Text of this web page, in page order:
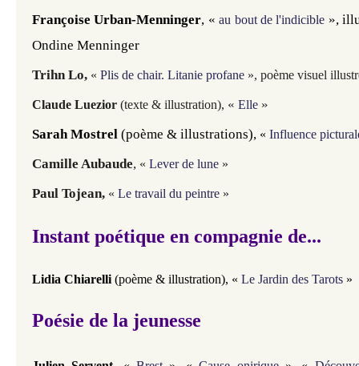
Françoise Urban-Menninger, « au bout de l'indicible »,
Ondine Menninger
Trihn Lo, « Plis de chair. Litanie profane », poème visuel
Claude Luezior (texte & illustration), « Elle »
Sarah Mostrel (poème & illustrations), « Influence
Camille Aubaude, « Lever de lune »
Paul Tojean, « Le travail du peintre »
Instant poétique en compagnie de...
Lidia Chiarelli (poème & illustration), « Le Jardin des Tarots »
Poésie de la jeunesse